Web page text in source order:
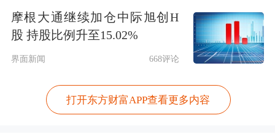
MLCP。其中，Rubin GPU双芯片版本
或依靠MLCP维持散热效率；至于单芯
片Rubin GPU则可能继续采用冷板设
计，其他如Vera CPU与交换器IC也仍以
冷板为主。
摩根大通继续加仓中际旭创H
股 持股比例升至15.02%
界面新闻 668评论
打开东方财富APP查看更多内容